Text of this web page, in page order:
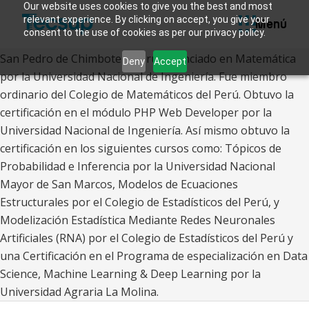
Our website uses cookies to give you the best and most
relevant experience. By clicking on accept, you give your
consent to the use of cookies as per our privacy policy.
Deny Accept
Servicios de Biblioteca
Sistema Académico U+
Menú
José Espinoza
Magister en Educación con mención en Docencia
Universitaria e Investigación Pedagógica por la Universidad
San Pedro de Chimbote – Perú. Licenciado en Matemática
por la Universidad Nacional de Ingeniería. Fue miembro
ordinario del Colegio de Matemáticos del Perú. Obtuvo la
certificación en el módulo PHP Web Developer por la
Universidad Nacional de Ingeniería. Así mismo obtuvo la
certificación en los siguientes cursos como: Tópicos de
Probabilidad e Inferencia por la Universidad Nacional
Mayor de San Marcos, Modelos de Ecuaciones
Estructurales por el Colegio de Estadísticos del Perú, y
Modelización Estadística Mediante Redes Neuronales
Artificiales (RNA) por el Colegio de Estadísticos del Perú y
una Certificación en el Programa de especialización en Data
Science, Machine Learning & Deep Learning por la
Universidad Agraria La Molina.